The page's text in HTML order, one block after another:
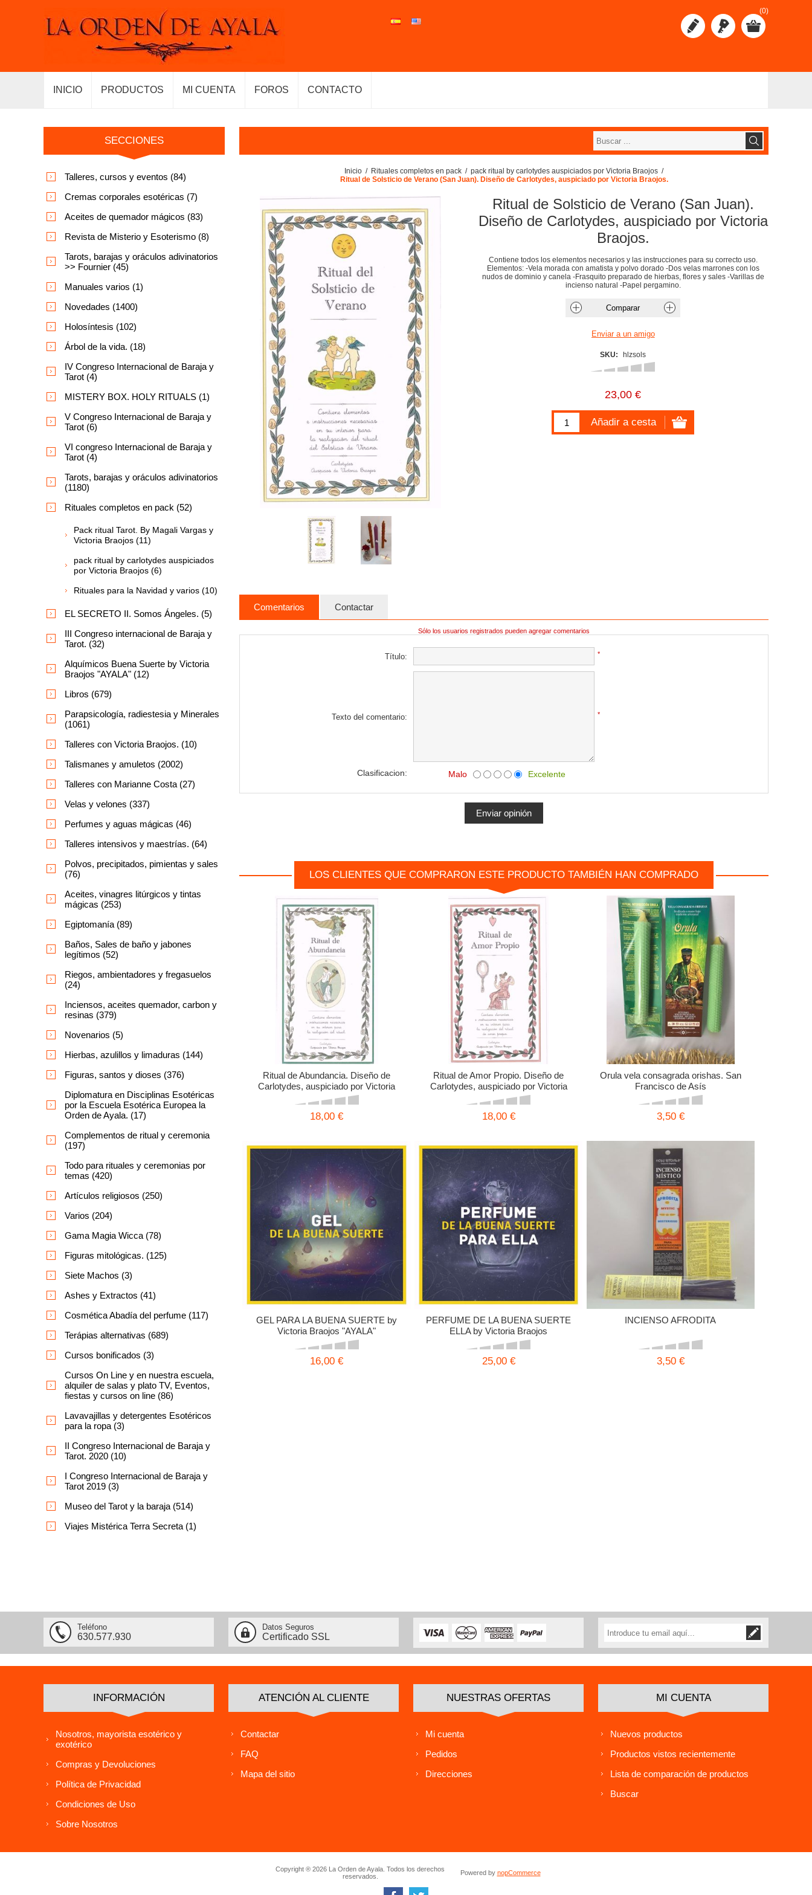
(0)
INICIO PRODUCTOS MI CUENTA FOROS CONTACTO
Inicio / Rituales completos en pack / pack ritual by carlotydes auspiciados por Victoria Braojos /
Ritual de Solsticio de Verano (San Juan). Diseño de Carlotydes, auspiciado por Victoria Braojos.
Ritual de Solsticio de Verano (San Juan).
Diseño de Carlotydes, auspiciado por Victoria
Braojos.
Contiene todos los elementos necesarios y las instrucciones para su correcto uso.
Elementos: -Vela morada con amatista y polvo dorado -Dos velas marrones con los
nudos de dominio y canela -Frasquito preparado de hierbas, flores y sales -Varillas de
incienso natural -Papel pergamino.
SKU: hlzsols
23,00 €
Comentarios Contactar
Sólo los usuarios registrados pueden agregar comentarios
Título: *
Texto del comentario: *
Clasificacion: Malo Excelente
LOS CLIENTES QUE COMPRARON ESTE PRODUCTO TAMBIÉN HAN COMPRADO
Ritual de Abundancia. Diseño de
Carlotydes, auspiciado por Victoria
Braojos.
18,00 €
Ritual de Amor Propio. Diseño de
Carlotydes, auspiciado por Victoria
Braojos.
18,00 €
Orula vela consagrada orishas. San
Francisco de Asís
3,50 €
GEL PARA LA BUENA SUERTE by
Victoria Braojos "AYALA"
16,00 €
PERFUME DE LA BUENA SUERTE
ELLA by Victoria Braojos
25,00 €
INCIENSO AFRODITA
3,50 €
SECCIONES
Talleres, cursos y eventos (84)
Cremas corporales esotéricas (7)
Aceites de quemador mágicos (83)
Revista de Misterio y Esoterismo (8)
Tarots, barajas y oráculos adivinatorios
>> Fournier (45)
Manuales varios (1)
Novedades (1400)
Holosíntesis (102)
Árbol de la vida. (18)
IV Congreso Internacional de Baraja y
Tarot (4)
MISTERY BOX. HOLY RITUALS (1)
V Congreso Internacional de Baraja y
Tarot (6)
VI congreso Internacional de Baraja y
Tarot (4)
Tarots, barajas y oráculos adivinatorios
(1180)
Rituales completos en pack (52)
Pack ritual Tarot. By Magali Vargas y
Victoria Braojos (11)
pack ritual by carlotydes auspiciados
por Victoria Braojos (6)
Rituales para la Navidad y varios (10)
EL SECRETO II. Somos Ángeles. (5)
III Congreso internacional de Baraja y
Tarot. (32)
Alquímicos Buena Suerte by Victoria
Braojos "AYALA" (12)
Libros (679)
Parapsicología, radiestesia y Minerales
(1061)
Talleres con Victoria Braojos. (10)
Talismanes y amuletos (2002)
Talleres con Marianne Costa (27)
Velas y velones (337)
Perfumes y aguas mágicas (46)
Talleres intensivos y maestrías. (64)
Polvos, precipitados, pimientas y sales
(76)
Aceites, vinagres litúrgicos y tintas
mágicas (253)
Egiptomanía (89)
Baños, Sales de baño y jabones
legítimos (52)
Riegos, ambientadores y fregasuelos
(24)
Inciensos, aceites quemador, carbon y
resinas (379)
Novenarios (5)
Hierbas, azulillos y limaduras (144)
Figuras, santos y dioses (376)
Diplomatura en Disciplinas Esotéricas
por la Escuela Esotérica Europea la
Orden de Ayala. (17)
Complementos de ritual y ceremonia
(197)
Todo para rituales y ceremonias por
temas (420)
Artículos religiosos (250)
Varios (204)
Gama Magia Wicca (78)
Figuras mitológicas. (125)
Siete Machos (3)
Ashes y Extractos (41)
Cosmética Abadía del perfume (117)
Terápias alternativas (689)
Cursos bonificados (3)
Cursos On Line y en nuestra escuela,
alquiler de salas y plato TV, Eventos,
fiestas y cursos on line (86)
Lavavajillas y detergentes Esotéricos
para la ropa (3)
II Congreso Internacional de Baraja y
Tarot. 2020 (10)
I Congreso Internacional de Baraja y
Tarot 2019 (3)
Museo del Tarot y la baraja (514)
Viajes Mistérica Terra Secreta (1)
Teléfono
630.577.930
Datos Seguros
Certificado SSL
INFORMACIÓN
Nosotros, mayorista esotérico y
exotérico
Compras y Devoluciones
Política de Privacidad
Condiciones de Uso
Sobre Nosotros
ATENCIÓN AL CLIENTE
Contactar
FAQ
Mapa del sitio
NUESTRAS OFERTAS
Mi cuenta
Pedidos
Direcciones
MI CUENTA
Nuevos productos
Productos vistos recientemente
Lista de comparación de productos
Buscar
Copyright ® 2026 La Orden de Ayala. Todos los derechos
reservados.
Powered by nopCommerce